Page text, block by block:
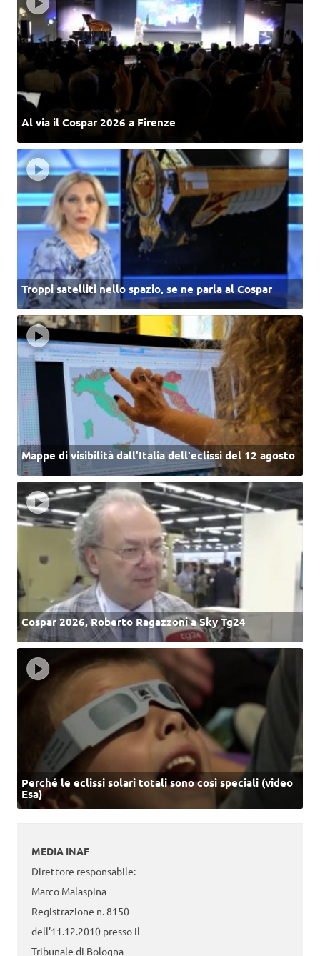
Al via il Cospar 2026 a Firenze
Troppi satelliti nello spazio, se ne parla al Cospar
Mappe di visibilità dall’Italia dell'eclissi del 12 agosto
Cospar 2026, Roberto Ragazzoni a Sky Tg24
Perché le eclissi solari totali sono così speciali (video
Esa)
MEDIA INAF
Direttore responsabile:
Marco Malaspina
Registrazione n. 8150
dell’11.12.2010 presso il
Tribunale di Bologna